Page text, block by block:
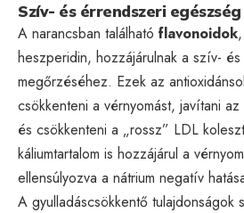
Szív- és érrendszeri egészség
A narancsban található flavonoidok
heszperidin, hozzájárulnak a szív-
megőrzéséhez. Ezek az
csökkenteni a vérnyomást, javítani
és csökkenteni a „rossz” LDL
káliumtartalom is hozzájárul a
ellensúlyozva a nátrium negatív
A gyulladáscsökkentő tulajdonságok